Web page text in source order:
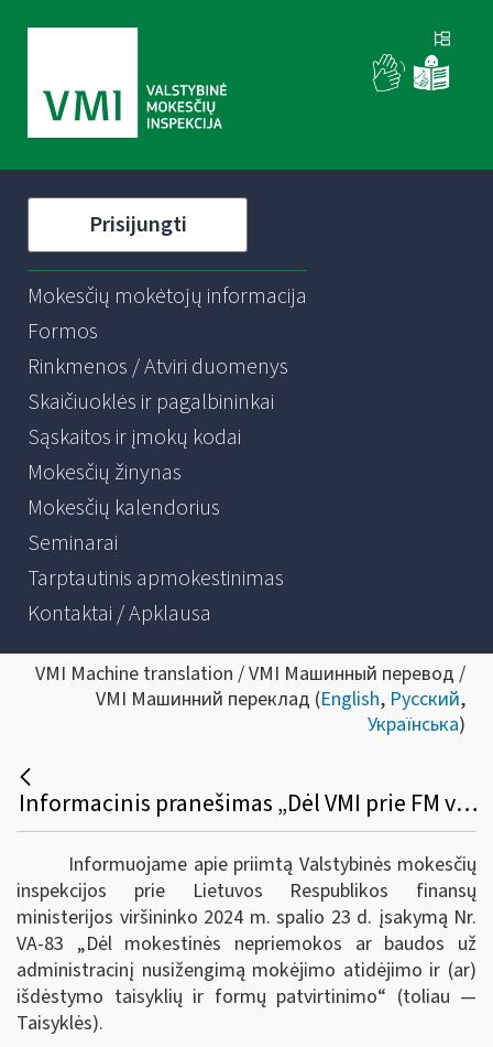
Prisijungti
Mokesčių mokėtojų informacija
Formos
Rinkmenos / Atviri duomenys
Skaičiuoklės ir pagalbininkai
Sąskaitos ir įmokų kodai
Mokesčių žinynas
Mokesčių kalendorius
Seminarai
Tarptautinis apmokestinimas
Kontaktai / Apklausa
VMI Machine translation / VMI Машинный перевод /
VMI Машинний переклад (English, Русский,
Українська)
Informacinis pranešimas „Dėl VMI prie FM viršininko įsakymo „Dėl Mokestinės nepriemokos ar baudos už administracinį nusižengimą mokėjimo atidėjimo ir (ar) išdėstymo taisyklių ir formų patvirtinimo“
Informuojame apie priimtą Valstybinės mokesčių
inspekcijos prie Lietuvos Respublikos finansų
ministerijos viršininko 2024 m. spalio 23 d. įsakymą Nr.
VA-83 „Dėl mokestinės nepriemokos ar baudos už
administracinį nusižengimą mokėjimo atidėjimo ir (ar)
išdėstymo taisyklių ir formų patvirtinimo“ (toliau —
Taisyklės).